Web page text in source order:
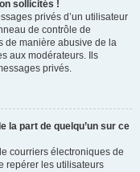
sollicités !
privés d’un utilisateur
de contrôle de
de manière abusive de la
aux modérateurs. Ils
privés.
la part de quelqu’un sur ce
courriers électroniques de
repérer les utilisateurs